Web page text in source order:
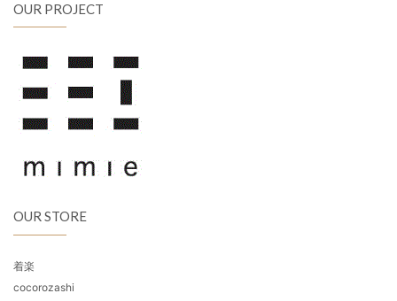
OUR PROJECT
OUR STORE
着楽
cocorozashi